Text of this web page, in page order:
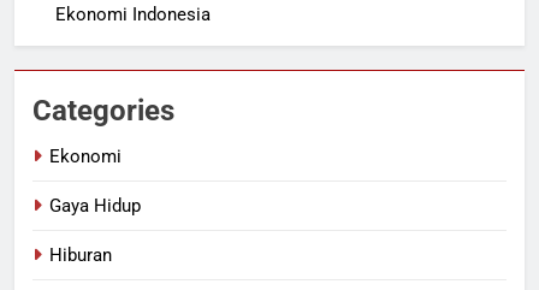
Ekonomi Indonesia
Categories
Ekonomi
Gaya Hidup
Hiburan